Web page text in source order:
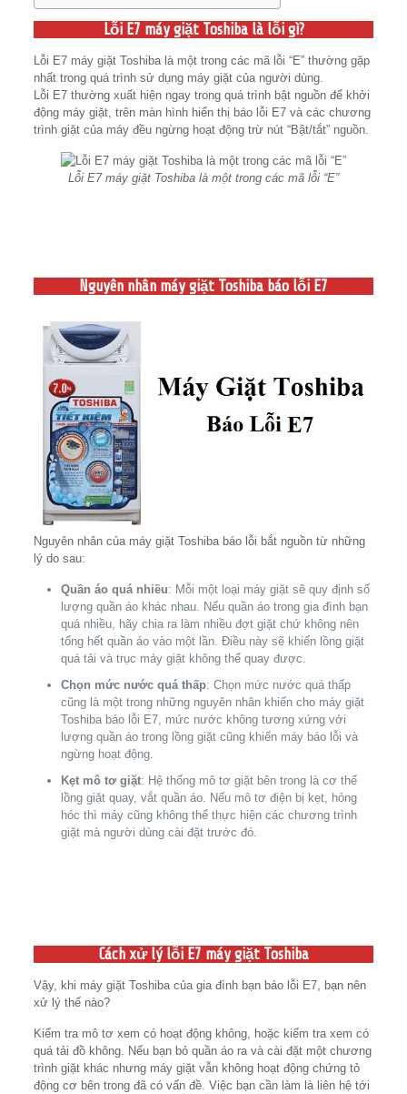
Lỗi E7 máy giặt Toshiba là lỗi gì?
Lỗi E7 máy giặt Toshiba là một trong các mã lỗi “E” thường gặp
nhất trong quá trình sử dụng máy giặt của người dùng.
Lỗi E7 thường xuất hiện ngay trong quá trình bật nguồn để khởi
động máy giặt, trên màn hình hiển thị báo lỗi E7 và các chương
trình giặt của máy đều ngừng hoạt động trừ nút “Bật/tắt” nguồn.
Lỗi E7 máy giặt Toshiba là một trong các mã lỗi “E”
Nguyên nhân máy giặt Toshiba báo lỗi E7
Nguyên nhân của máy giặt Toshiba báo lỗi bắt nguồn từ những
lý do sau:
Quần áo quá nhiều: Mỗi một loại máy giặt sẽ quy định số
lượng quần áo khác nhau. Nếu quần áo trong gia đình bạn
quá nhiều, hãy chia ra làm nhiều đợt giặt chứ không nên
tống hết quần áo vào một lần. Điều này sẽ khiến lồng giặt
quá tải và trục máy giặt không thể quay được.
Chọn mức nước quá thấp: Chọn mức nước quá thấp
cũng là một trong những nguyên nhân khiến cho máy giặt
Toshiba báo lỗi E7, mức nước không tương xứng với
lượng quần áo trong lồng giặt cũng khiến máy báo lỗi và
ngừng hoạt động.
Kẹt mô tơ giặt: Hệ thống mô tơ giặt bên trong là cơ thế
lồng giặt quay, vắt quần áo. Nếu mô tơ điện bị kẹt, hỏng
hóc thì máy cũng không thể thực hiện các chương trình
giặt mà người dùng cài đặt trước đó.
Cách xử lý lỗi E7 máy giặt Toshiba
Vậy, khi máy giặt Toshiba của gia đình bạn báo lỗi E7, bạn nên
xử lý thế nào?
Kiểm tra mô tơ xem có hoạt động không, hoặc kiểm tra xem có
quá tải đồ không. Nếu bạn bỏ quần áo ra và cài đặt một chương
trình giặt khác nhưng máy giặt vẫn không hoạt động chứng tỏ
động cơ bên trong đã có vấn đề. Việc bạn cần làm là liên hệ tới